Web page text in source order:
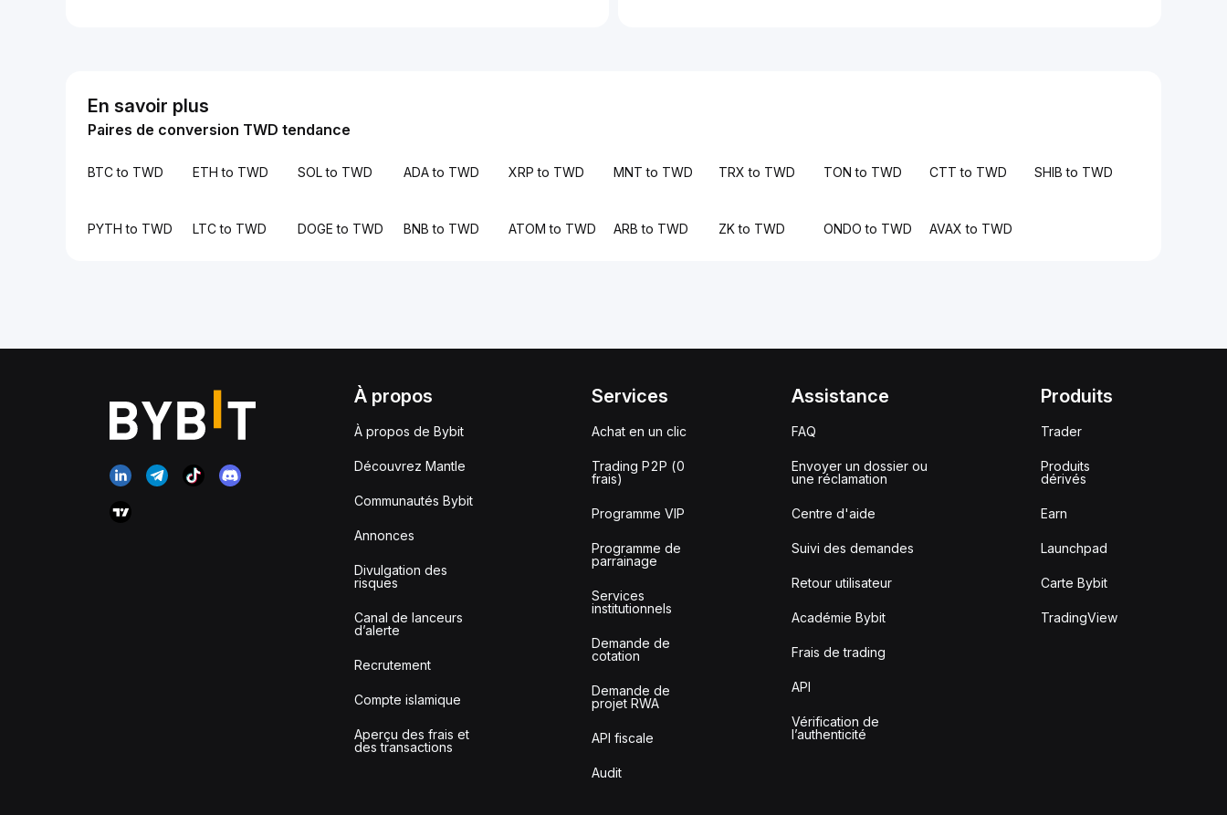
En savoir plus
Paires de conversion TWD tendance
BTC to TWD ETH to TWD SOL to TWD ADA to TWD XRP to TWD MNT to TWD TRX to TWD TON to TWD CTT to TWD SHIB to TWD
PYTH to TWD LTC to TWD DOGE to TWD BNB to TWD ATOM to TWD ARB to TWD ZK to TWD ONDO to TWD AVAX to TWD
À propos
À propos de Bybit
Découvrez Mantle
Communautés Bybit
Annonces
Divulgation des
risques
Canal de lanceurs
d’alerte
Recrutement
Compte islamique
Aperçu des frais et
des transactions
Services
Achat en un clic
Trading P2P (0
frais)
Programme VIP
Programme de
parrainage
Services
institutionnels
Demande de
cotation
Demande de
projet RWA
API fiscale
Audit
Assistance
FAQ
Envoyer un dossier ou
une réclamation
Centre d'aide
Suivi des demandes
Retour utilisateur
Académie Bybit
Frais de trading
API
Vérification de
l’authenticité
Produits
Trader
Produits
dérivés
Earn
Launchpad
Carte Bybit
TradingView